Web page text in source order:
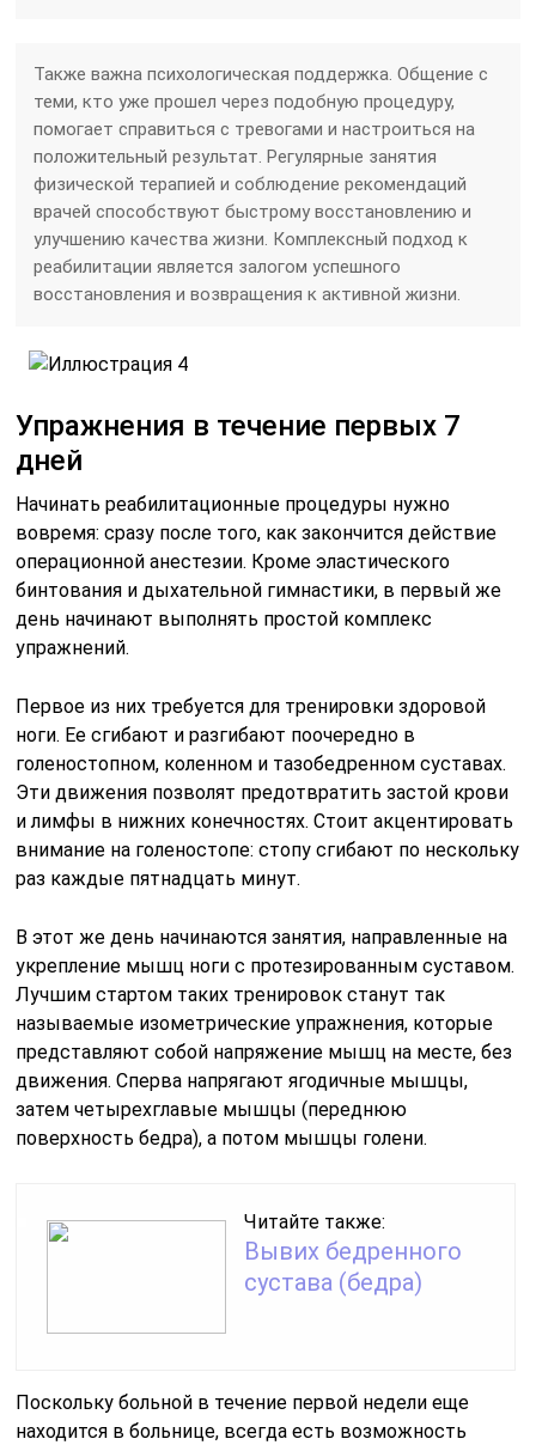
Также важна психологическая поддержка. Общение с
теми, кто уже прошел через подобную процедуру,
помогает справиться с тревогами и настроиться на
положительный результат. Регулярные занятия
физической терапией и соблюдение рекомендаций
врачей способствуют быстрому восстановлению и
улучшению качества жизни. Комплексный подход к
реабилитации является залогом успешного
восстановления и возвращения к активной жизни.
Упражнения в течение первых 7
дней
Начинать реабилитационные процедуры нужно
вовремя: сразу после того, как закончится действие
операционной анестезии. Кроме эластического
бинтования и дыхательной гимнастики, в первый же
день начинают выполнять простой комплекс
упражнений.
Первое из них требуется для тренировки здоровой
ноги. Ее сгибают и разгибают поочередно в
голеностопном, коленном и тазобедренном суставах.
Эти движения позволят предотвратить застой крови
и лимфы в нижних конечностях. Стоит акцентировать
внимание на голеностопе: стопу сгибают по нескольку
раз каждые пятнадцать минут.
В этот же день начинаются занятия, направленные на
укрепление мышц ноги с протезированным суставом.
Лучшим стартом таких тренировок станут так
называемые изометрические упражнения, которые
представляют собой напряжение мышц на месте, без
движения. Сперва напрягают ягодичные мышцы,
затем четырехглавые мышцы (переднюю
поверхность бедра), а потом мышцы голени.
Читайте также:
Вывих бедренного
сустава (бедра)
Поскольку больной в течение первой недели еще
находится в больнице, всегда есть возможность